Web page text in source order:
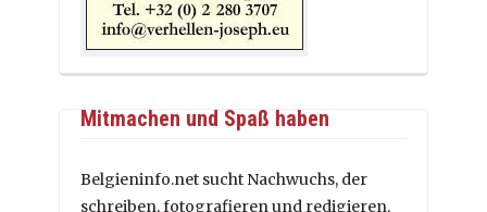
Mitmachen und Spaß haben
Belgieninfo.net sucht Nachwuchs, der
schreiben, fotografieren und redigieren,